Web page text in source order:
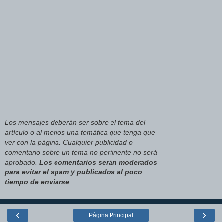
Los mensajes deberán ser sobre el tema del
artículo o al menos una temática que tenga que
ver con la página. Cualquier publicidad o
comentario sobre un tema no pertinente no será
aprobado. Los comentarios serán moderados
para evitar el spam y publicados al poco
tiempo de enviarse
‹ ›
Página Principal